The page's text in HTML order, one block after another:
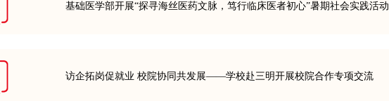
基础医学部开展“探寻海丝医药文脉，笃行临床医者初心”暑期社会实践活动
访企拓岗促就业 校院协同共发展——学校赴三明开展校院合作专项交流